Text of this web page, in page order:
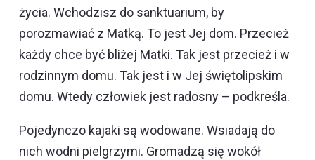
życia. Wchodzisz do sanktuarium, by
porozmawiać z Matką. To jest Jej dom. Przecież
każdy chce być bliżej Matki. Tak jest przecież i w
rodzinnym domu. Tak jest i w Jej świętolipskim
domu. Wtedy człowiek jest radosny – podkreśla.
Pojedynczo kajaki są wodowane. Wsiadają do
nich wodni pielgrzymi. Gromadzą się wokół